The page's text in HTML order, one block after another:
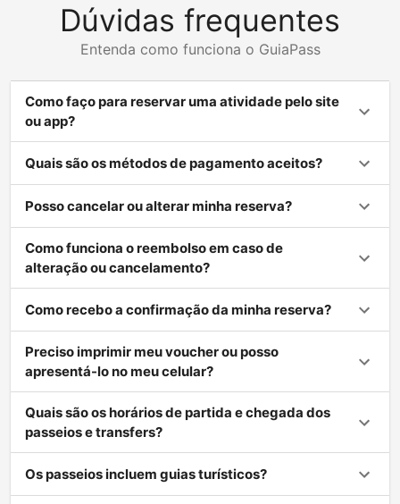
Dúvidas frequentes
Entenda como funciona o GuiaPass
Como faço para reservar uma atividade pelo site
ou app?
Quais são os métodos de pagamento aceitos?
Posso cancelar ou alterar minha reserva?
Como funciona o reembolso em caso de
alteração ou cancelamento?
Como recebo a confirmação da minha reserva?
Preciso imprimir meu voucher ou posso
apresentá-lo no meu celular?
Quais são os horários de partida e chegada dos
passeios e transfers?
Os passeios incluem guias turísticos?